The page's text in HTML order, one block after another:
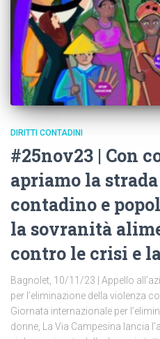
DIRITTI CONTADINI
#25nov23 | Con
apriamo la
contadino e
la sovranità
contro le crisi e
Bagnolet, 10/11/23 | Appello
per l’eliminazione della violenza
Giornata internazionale per
donne, La Via Campesina lancia